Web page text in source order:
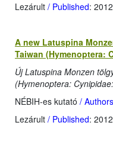
Lezárult / Published: 2012
A new Latuspina
Taiwan (Hymenoptera:
Új Latuspina Monzen
(Hymenoptera:
NÉBIH-es kutató /
Lezárult / Published: 2012